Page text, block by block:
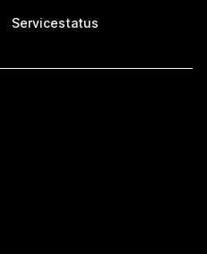
Servicestatus